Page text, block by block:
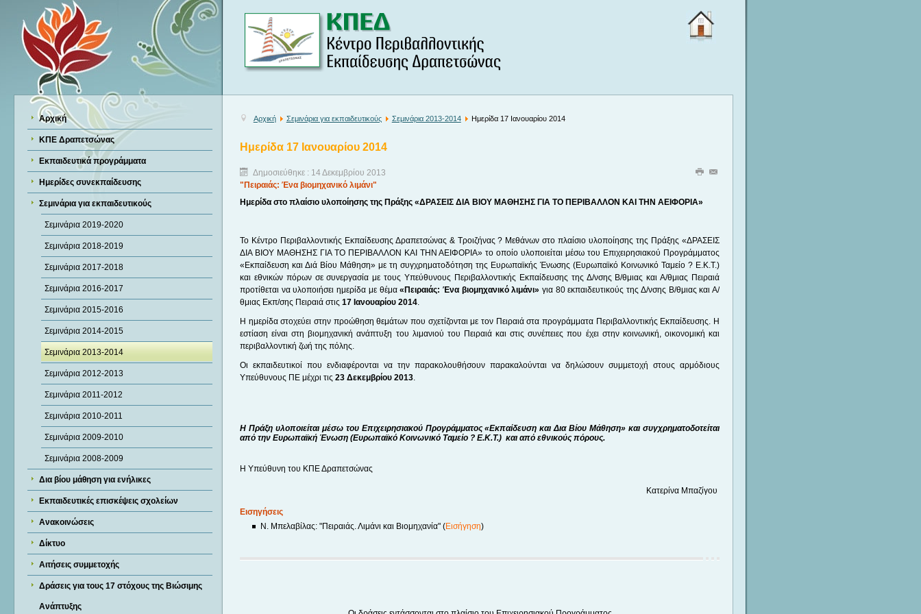
Αρχική
ΚΠΕ Δραπετσώνας
Εκπαιδευτικά προγράμματα
Ημερίδες συνεκπαίδευσης
Σεμινάρια για εκπαιδευτικούς
Σεμινάρια 2019-2020
Σεμινάρια 2018-2019
Σεμινάρια 2017-2018
Σεμινάρια 2016-2017
Σεμινάρια 2015-2016
Σεμινάρια 2014-2015
Σεμινάρια 2013-2014
Σεμινάρια 2012-2013
Σεμινάρια 2011-2012
Σεμινάρια 2010-2011
Σεμινάρια 2009-2010
Σεμινάρια 2008-2009
Δια βίου μάθηση για ενήλικες
Εκπαιδευτικές επισκέψεις σχολείων
Ανακοινώσεις
Δίκτυο
Αιτήσεις συμμετοχής
Δράσεις για τους 17 στόχους της Βιώσιμης
Ανάπτυξης
Αρχική Σεμινάρια για εκπαιδευτικούς Σεμινάρια 2013-2014 Ημερίδα 17 Ιανουαρίου 2014
Ημερίδα 17 Ιανουαρίου 2014
Δημοσιεύθηκε : 14 Δεκεμβρίου 2013
"Πειραιάς: Ένα βιομηχανικό λιμάνι"
Ημερίδα στο πλαίσιο υλοποίησης της Πράξης «ΔΡΑΣΕΙΣ ΔΙΑ ΒΙΟΥ ΜΑΘΗΣΗΣ ΓΙΑ ΤΟ ΠΕΡΙΒΑΛΛΟΝ ΚΑΙ ΤΗΝ ΑΕΙΦΟΡΙΑ»
Το Κέντρο Περιβαλλοντικής Εκπαίδευσης Δραπετσώνας & Τροιζήνας ? Μεθάνων στο πλαίσιο υλοποίησης της Πράξης «ΔΡΑΣΕΙΣ
ΔΙΑ ΒΙΟΥ ΜΑΘΗΣΗΣ ΓΙΑ ΤΟ ΠΕΡΙΒΑΛΛΟΝ ΚΑΙ ΤΗΝ ΑΕΙΦΟΡΙΑ» το οποίο υλοποιείται μέσω του Επιχειρησιακού Προγράμματος
«Εκπαίδευση και Διά Βίου Μάθηση» με τη συγχρηματοδότηση της Ευρωπαϊκής Ένωσης (Ευρωπαϊκό Κοινωνικό Ταμείο ? Ε.Κ.Τ.)
και εθνικών πόρων σε συνεργασία με τους Υπεύθυνους Περιβαλλοντικής Εκπαίδευσης της Δ/νσης Β/θμιας και Α/θμιας Πειραιά
προτίθεται να υλοποιήσει ημερίδα με θέμα«Πειραιάς: Ένα βιομηχανικό λιμάνι» για 80 εκπαιδευτικούς της Δ/νσης Β/θμιας και Α/
θμιας Εκπ/σης Πειραιά στις 17 Ιανουαρίου 2014.
Η ημερίδα στοχεύει στην προώθηση θεμάτων που σχετίζονται με τον Πειραιά στα προγράμματα Περιβαλλοντικής Εκπαίδευσης. Η
εστίαση είναι στη βιομηχανική ανάπτυξη του λιμανιού του Πειραιά και στις συνέπειες που έχει στην κοινωνική, οικονομική και
περιβαλλοντική ζωή της πόλης.
Οι εκπαιδευτικοί που ενδιαφέρονται να την παρακολουθήσουν παρακαλούνται να δηλώσουν συμμετοχή στους αρμόδιους
Υπεύθυνους ΠΕ μέχρι τις 23 Δεκεμβρίου 2013.
Η Πράξη υλοποιείται μέσω του Επιχειρησιακού Προγράμματος «Εκπαίδευση και Δια Βίου Μάθηση» και συγχρηματοδοτείται
από την Ευρωπαϊκή Ένωση (Ευρωπαϊκό Κοινωνικό Ταμείο ? Ε.Κ.Τ.) και από εθνικούς πόρους.
Η Υπεύθυνη του ΚΠΕ Δραπετσώνας
Κατερίνα Μπαζίγου
Εισηγήσεις
Ν. Μπελαβίλας: "Πειραιάς. Λιμάνι και Βιομηχανία" (Εισήγηση)